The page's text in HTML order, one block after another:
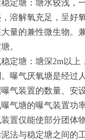
定塘：塘水较浅，
，溶解氧充足，呈好
量的兼性微生物。
。
定塘：塘深2m以
曝气厌氧塘是经过
气装置的数量、安
气塘的曝气装置功
置仅能使部分团体
法与稳定塘之间的